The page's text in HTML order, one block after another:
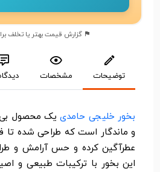
گزارش قیمت بهتر یا تخلف
توضیحات مشخصات
بخور خلیجی حامدییک محصول
و ماندگار است که طراحی شده تا
عطرآگین کرده و حس آرامش و
این بخور با ترکیبات طبیعی و